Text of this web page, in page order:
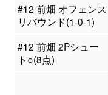
#12 前畑 オフェンス
リバウンド(1-0-1)
#12 前畑 2Pシュー
ト○(8点)